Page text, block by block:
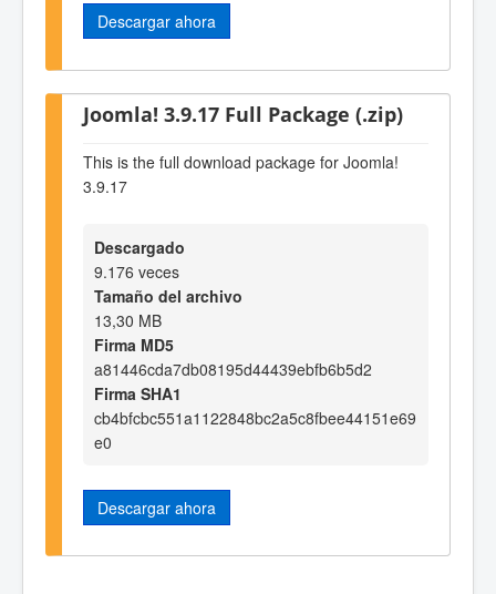
Descargar ahora
Joomla! 3.9.17 Full Package (.zip)
This is the full download package for Joomla!
3.9.17
Descargado
9.176 veces
Tamaño del archivo
13,30 MB
Firma MD5
a81446cda7db08195d44439ebfb6b5d2
Firma SHA1
cb4bfcbc551a1122848bc2a5c8fbee44151e69
e0
Descargar ahora